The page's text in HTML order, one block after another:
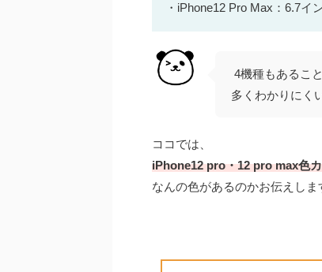
・iPhone12 Pro Max：6.7イ
4機種もあるこ
多くわかりにく
ココでは、
iPhone12 pro・12 pro max色
なんの色があるのかお伝えしま